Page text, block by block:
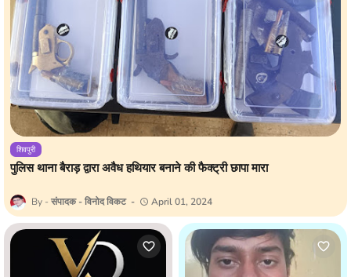
शिवपुरी
पुलिस थाना बैराड़ द्वारा अवैध हथियार बनाने की फैक्ट्री छापा मारा
संपादक - विनोद विकट April 01, 2024